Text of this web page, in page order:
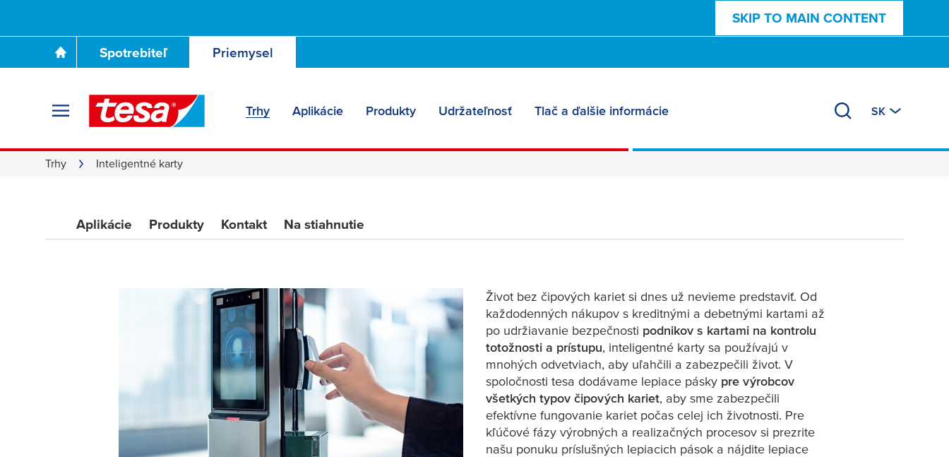
SKIP TO MAIN CONTENT
Spotrebiteľ Priemysel
Trhy Aplikácie Produkty Udržateľnosť Tlač a ďalšie informácie SK
Trhy Inteligentné karty
Páska na čipovú kartu
Aplikácie Produkty Kontakt Na stiahnutie
Život bez čipových kariet si dnes už nevieme predstaviť. Od
každodenných nákupov s kreditnými a debetnými kartami až
po udržiavanie bezpečnosti podnikov s kartami na kontrolu
totožnosti a prístupu, inteligentné karty sa používajú v
mnohých odvetviach, aby uľahčili a zabezpečili život. V
spoločnosti tesa dodávame lepiace pásky pre výrobcov
všetkých typov čipových kariet, aby sme zabezpečili
efektívne fungovanie kariet počas celej ich životnosti. Pre
kľúčové fázy výrobných a realizačných procesov si prezrite
našu ponuku príslušných lepiacich pások a nájdite lepiace